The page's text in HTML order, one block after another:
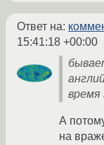
Ответ на:
15:41:18 +00:00
время
А
на